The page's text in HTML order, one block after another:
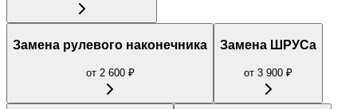
Замена рулевого наконечника
от 2 600₽
Замена ШРУСа
от 3 900 ₽